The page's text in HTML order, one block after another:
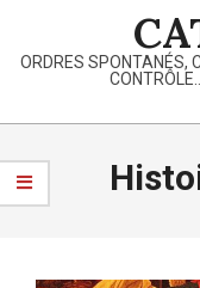
content
ORDRES SPONTANÉS,
Primary
Menu